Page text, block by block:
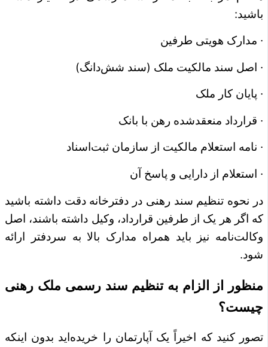
باشید:
· مدارک هویتی طرفین
· اصل سند مالکیت ملک (سند شش‌دانگ)
· پایان کار ملک
· قرارداد منعقدشده رهن با بانک
· نامه استعلام مالکیت از سازمان ثبت‌اسناد
· استعلام از دارایی و پاسخ آن
در نحوه تنظیم سند رهنی در دفترخانه دقت داشته باشید
که اگر هر یک از طرفین قرارداد، وکیل داشته باشند، اصل
وکالت‌نامه نیز باید همراه مدارک بالا به سردفتر ارائه
شود.
منظور از الزام به تنظیم سند رسمی ملک رهنی
چیست؟
تصور کنید که اخیراً یک آپارتمان را خریده‌اید بدون اینکه